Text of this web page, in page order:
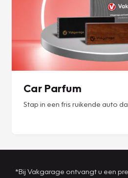
Car Parfum
Stap in een fris ruikende auto
*Bij Vakgarage ontvangt u een